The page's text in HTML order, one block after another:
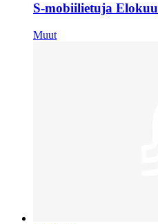
S-mobiilietuja Elokuu
Muut